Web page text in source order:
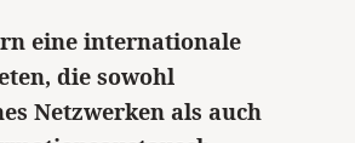
eine internationale
die sowohl
Netzwerken als auch